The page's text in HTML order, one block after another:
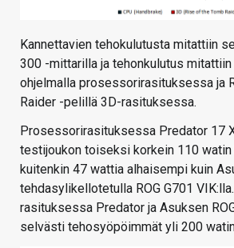
Kannettavien tehokulutusta mitattiin
300 -mittarilla ja tehonkulutus mitattiin
ohjelmalla prosessorirasituksessa ja
Raider -pelillä 3D-rasituksessa.
Prosessorirasituksessa Predator 17
testijoukon toiseksi korkein 110
kuitenkin 47 wattia alhaisempi kuin
tehdasylikellotetulla ROG G701
rasituksessa Predator ja Asuksen
selvästi tehosyöpöimmät yli 200